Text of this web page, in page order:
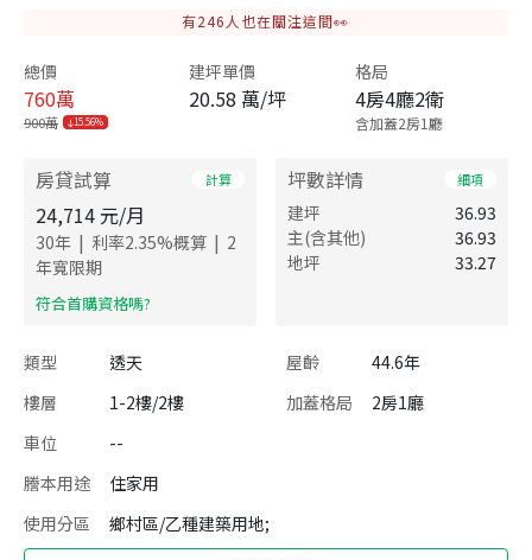
有246 人也在關注這間👀
總價
760萬
900萬 15.56%
建坪單價
20.58 萬/坪
格局
4房4廳2衛
含加蓋2房1廳
房貸試算 計算
24,714 元/月
30年 | 利率2.35%概算 | 2
年寬限期
​符合首購資格嗎?
坪數詳情 細項
建坪
36.93
主(含其他)
36.93
地坪
33.27
類型 透天 屋齡
44.6年
樓層
1-2樓/2樓 加蓋格局
2房1廳
車位
--
謄本用途
住家用
使用分區
鄉村區/乙種建築用地;